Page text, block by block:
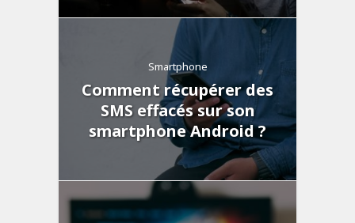
Smartphone
Comment récupérer des
SMS effacés sur son
smartphone Android ?